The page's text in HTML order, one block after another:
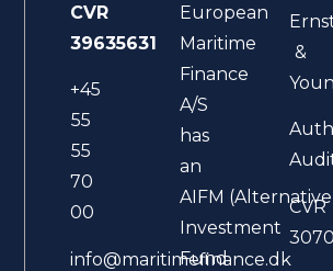
CVR
39635631
+45
55
55
70
00
info@maritimefinance.dk
European
Maritime
Finance
A/S
has
an
AIFM (Alternative
Investment
Fund
&
CVR